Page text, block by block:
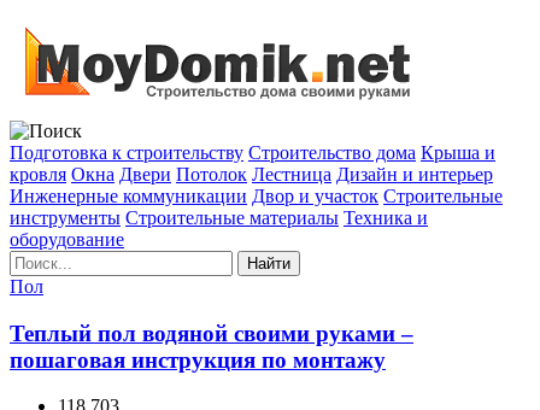
Подготовка к строительству Строительство дома Крыша и
кровля Окна Двери Потолок Лестница Дизайн и интерьер
Инженерные коммуникации Двор и участок Строительные
инструменты Строительные материалы Техника и
оборудование
Найти
Пол
Теплый пол водяной своими руками –
пошаговая инструкция по монтажу